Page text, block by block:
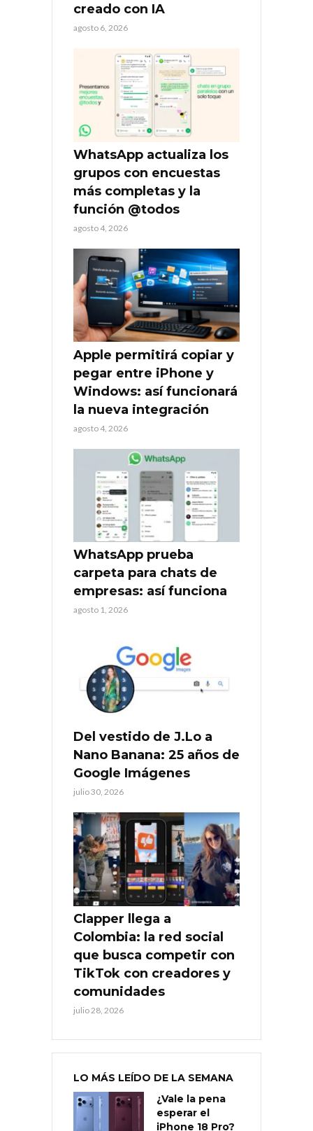
creado con IA
agosto 6, 2026
WhatsApp actualiza los
grupos con encuestas
más completas y la
función @todos
agosto 4, 2026
Apple permitirá copiar y
pegar entre iPhone y
Windows: así funcionará
la nueva integración
agosto 4, 2026
WhatsApp prueba
carpeta para chats de
empresas: así funciona
agosto 1, 2026
Del vestido de J.Lo a
Nano Banana: 25 años de
Google Imágenes
julio 30, 2026
Clapper llega a
Colombia: la red social
que busca competir con
TikTok con creadores y
comunidades
julio 28, 2026
LO MÁS LEÍDO DE LA SEMANA
¿Vale la pena
esperar el
iPhone 18 Pro?